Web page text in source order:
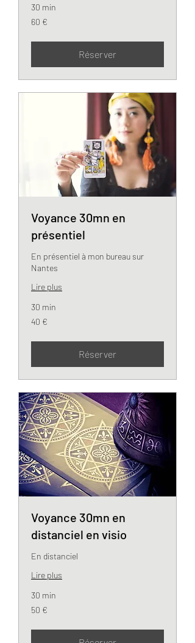
30 min
60
euros
60 €
Réserver
Voyance 30mn en
présentiel
En présentiel à mon bureau sur
Nantes
Lire plus
30 min
40
euros
40 €
Réserver
Voyance 30mn en
distanciel en visio
En distanciel
Lire plus
30 min
50
euros
50 €